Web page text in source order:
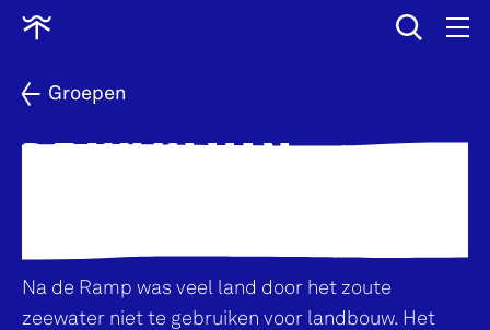
Ga
homeGroepen
Na de Ramp was veel land door het zoute
zeewater niet te gebruiken voor landbouw. Het